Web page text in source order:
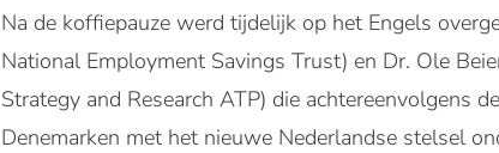
Na de koffiepauze werd tijdelijk op het Engels
National Employment Savings Trust) en Dr. Ole
Strategy and Research ATP) die achtereenvolgens
Denemarken met het nieuwe Nederlandse stelsel